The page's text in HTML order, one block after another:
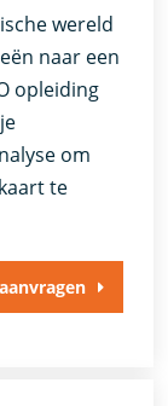
wereld
naar een
opleiding
om
te